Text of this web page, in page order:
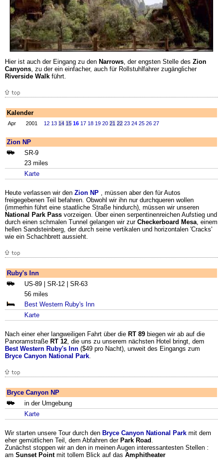
Hier ist auch der Eingang zu den Narrows , der engsten Stelle des Zion
Canyons , zu der ein einfacher, auch für Rollstuhlfahrer zugänglicher
Riverside Walk führt.
Kalender
Apr 2001 12 13 14 15 16 17 18 19 20 21 22 23 24 25 26 27
Zion NP
SR-9
23 miles
Karte
Heute verlassen wir den Zion NP , müssen aber den für Autos
freigegebenen Teil befahren. Obwohl wir ihn nur durchqueren wollen
(immerhin führt eine staatliche Straße hindurch), müssen wir unseren
National Park Pass vorzeigen. Über einen serpentinenreichen Aufstieg und
durch einen schmalen Tunnel gelangen wir zur Checkerboard Mesa , einem
hellen Sandsteinberg, der durch seine vertikalen und horizontalen 'Cracks'
wie ein Schachbrett aussieht.
Ruby's Inn
US-89 | SR-12 | SR-63
56 miles
Best Western Ruby's Inn
Karte
Nach einer eher langweiligen Fahrt über die RT 89 biegen wir ab auf die
Panoramstraße RT 12 , die uns zu unserem nächsten Hotel bringt, dem
Best Western Ruby's Inn ($49 pro Nacht), unweit des Eingangs zum
Bryce Canyon National Park
Bryce Canyon NP
in der Umgebung
Karte
Wir starten unsere Tour durch den Bryce Canyon National Park mit dem
eher gemütlichen Teil, dem Abfahren der Park Road
Zunächst stoppen wir an den in meinen Augen interessantesten Stellen :
am Sunset Pointmit tollem Blick auf das Amphitheater